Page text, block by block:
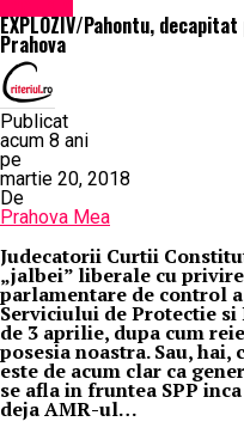
EXPLOZIV/Pahontu,
Prahova
Publicat
acum 8 ani
pe
martie 20, 2018
De
Prahova Mea
Judecatorii Curtii
„jalbei” liberale cu
parlamentare de control
Serviciului de Protectie
de 3 aprilie, dupa cum
posesia noastra. Sau,
este de acum clar ca
se afla in fruntea SPP
deja AMR-ul…